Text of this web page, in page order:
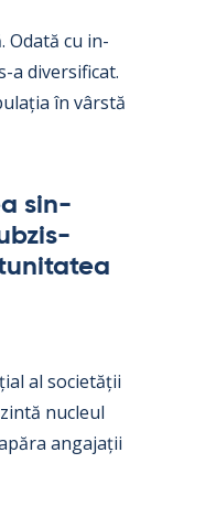
Odată cu in­
a di­ver­si­ficat.
în vârstă
sin­
al societății
nucleul
an­ga­jații